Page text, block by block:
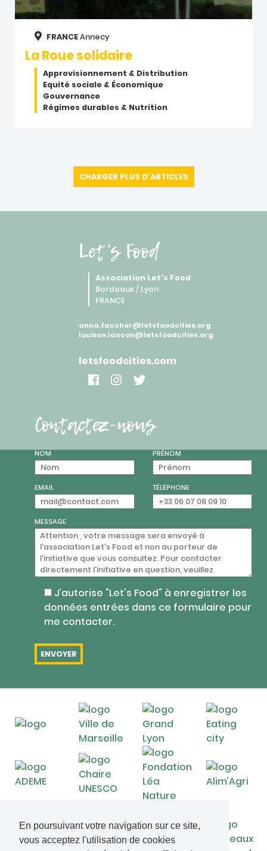
En poursuivant votre navigation sur ce site,
vous acceptez l'utilisation de cookies
FRANCEAnnecy
La Roue solidaire
Approvisionnement & Distribution
Equité sociale & Économique
Gouvernance
Régimes durables & Nutrition
CHARGER PLUS D'ARTICLES
Let's Food
Association Let's Food
Bordeaux / Lyon
FRANCE
anna.faucher@letsfoodcities.org
louison.lancon@letsfoodcities.org
letsfoodcities.com
Contactez-nous
NOM PRÉNOM
EMAIL TÉLÉPHONE
MESSAGE
J’autorise "Let's Food" à enregistrer les
données entrées dans ce formulaire pour
me contacter.